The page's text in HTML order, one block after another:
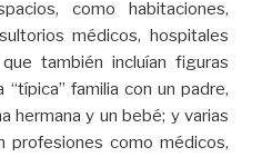
como habitaciones,
médicos, hospitales
también incluían figuras
familia con un padre,
hermana y un bebé; y varias
profesiones como médicos,